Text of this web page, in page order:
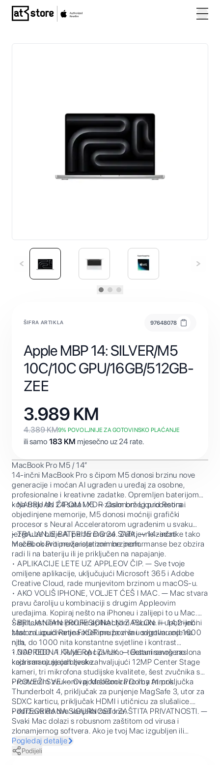
Posjetite početnu stranicu AT Store
ŠIFRA ARTIKLA 97648078
Apple MBP 14: SILVER/M5
10C/10C GPU/16GB/512GB-
ZEE
3.989 KM
4.389KM9% POVOLJNIJE ZA GOTOVINSKO PLAĆANJE
ili samo 183 KM mjesečno uz 24 rate.
MacBook Pro M5 / 14”
14-inčni MacBook Pro s čipom M5 donosi brzinu nove
generacije i moćan AI ugrađen u uređaj za osobne,
profesionalne i kreativne zadatke. Opremljen baterijom
koja traje do 24 sata i XDR zaslonom Liquid Retina.
• NABRIJAN ČIPOM M5. — Osim bržeg procesora i
objedinjene memorije, M5 donosi moćniji grafički
procesor s Neural Acceleratorom ugrađenim u svaku
jezgru za bolje AI performanse. Zahtjevne zadatke tako
možeš obaviti nevjerojatnom brzinom.
• TRAJANJE BATERIJE DO 24 SATA. — 14-inčni
MacBook Pro pruža iste iznimne performanse bez obzira
radi li na bateriju ili je priključen na napajanje.
• APLIKACIJE LETE UZ APPLEOV ČIP. — Sve tvoje
omiljene aplikacije, uključujući Microsoft 365 i Adobe
Creative Cloud, rade munjevitom brzinom u macOS-u.
• AKO VOLIŠ IPHONE, VOLJET ĆEŠ I MAC. — Mac stvara
pravu čaroliju u kombinaciji s drugim Appleovim
uređajima. Kopiraj nešto na iPhoneu i zalijepi to u Mac.
Šalji tekstualne poruke aplikacijom Poruke ili upotrijebi
Mac za upućivanje FaceTime poziva i odgovaranje na
njih.
• BRILJANTAN PROFESIONALNI ZASLON. — 14,2-inčni
zaslon Liquid Retina XDR pruža vršnu svjetlinu od 1600
nita, do 1000 nita konstantne svjetline i kontrast
1.000.000 : 1. Tu je i opcija nano-teksturiranog zaslona
koja smanjuje odbljeske.
• NAPREDNA KAMERA I ZVUK. — Ostani savršeno
kadriran uz sjajan zvuk zahvaljujući 12MP Center Stage
kameri, tri mikrofona studijske kvalitete, šest zvučnika s
Prostornim zvukom i podrškom za Dolby Atmos.
• POVEŽI SVE. — Ovaj MacBook Pro ima tri priključka
Thunderbolt 4, priključak za punjenje MagSafe 3, utor za
SDXC karticu, priključak HDMI i utičnicu za slušalice.
Podržava do dva vanjska zaslona.
• INTEGRIRANA SIGURNOST I ZAŠTITA PRIVATNOSTI. —
Svaki Mac dolazi s robusnom zaštitom od virusa i
zlonamjernog softvera. Ako je tvoj Mac izgubljen ili
ukraden, funkcijom Pronalaženje možeš ga pronaći.
FileVault osigurava da su datoteke šifrirane kako im drugi
Pogledaj detalje
Podijeli